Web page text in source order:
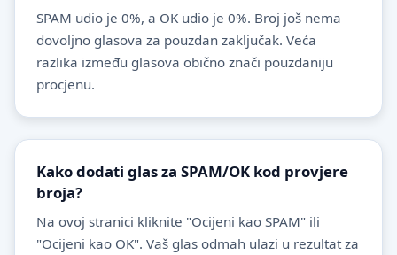
SPAM udio je 0%, a OK udio je 0%. Broj još nema
dovoljno glasova za pouzdan zaključak. Veća
razlika između glasova obično znači pouzdaniju
procjenu.
Kako dodati glas za SPAM/OK kod provjere
broja?
Na ovoj stranici kliknite "Ocijeni kao SPAM" ili
"Ocijeni kao OK". Vaš glas odmah ulazi u rezultat za